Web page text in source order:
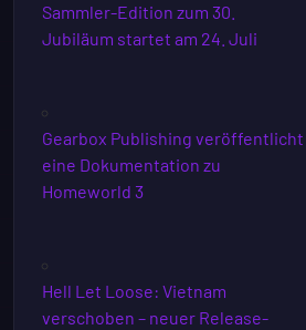
Sammler-Edition zum 30.
Jubiläum startet am 24. Juli
Gearbox Publishing veröffentlicht
eine Dokumentation zu
Homeworld 3
Hell Let Loose: Vietnam
verschoben – neuer Release-